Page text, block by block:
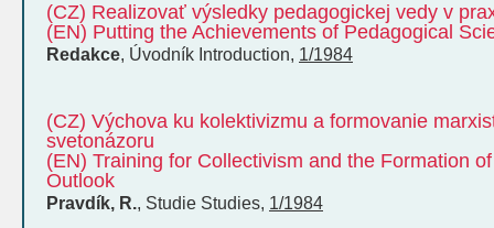
(CZ) Realizovať výsledky pedagogickej vedy v
(EN) Putting the Achievements of Pedagogical
Redakce, Úvodník Introduction, 1/1984
(CZ) Výchova ku kolektivizmu a formovanie
svetonázoru
(EN) Training for Collectivism and the Formation
Outlook
Pravdík, R., Studie Studies, 1/1984